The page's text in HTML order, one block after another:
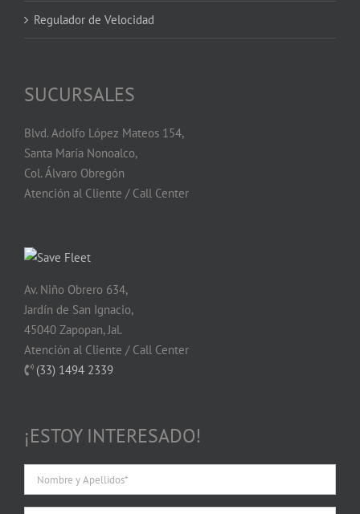
Regulador de Velocidad
SUCURSALES
Blvd. Adolfo López Mateos 154,
Santa María Nonoalco,
Col. Álvaro Obregón
Atención al Cliente / Call Center
Av. Niño Obrero 634,
Jardín de San Ignacio,
45040 Zapopan, Jal.
Atención al Cliente / Call Center
(33) 1494 2339
¡ESTOY INTERESADO!